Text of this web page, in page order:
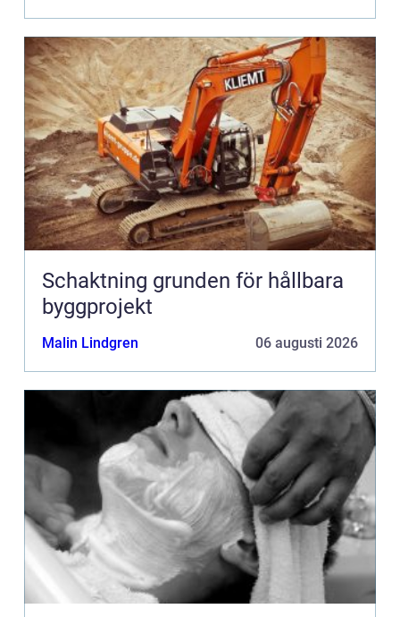
Schaktning grunden för hållbara
byggprojekt
Malin Lindgren 06 augusti 2026